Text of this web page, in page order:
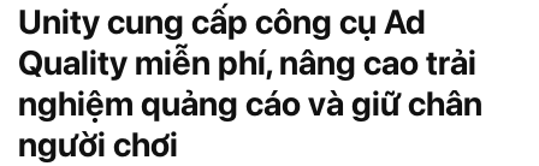
Unity cung cấp công cụ Ad
Quality miễn phí, nâng cao trải
nghiệm quảng cáo và giữ chân
người chơi